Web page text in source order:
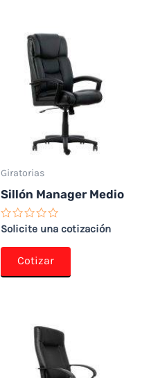
Giratorias
Sillón Manager Medio
Valorado
0
Solicite una cotización
Cotizar